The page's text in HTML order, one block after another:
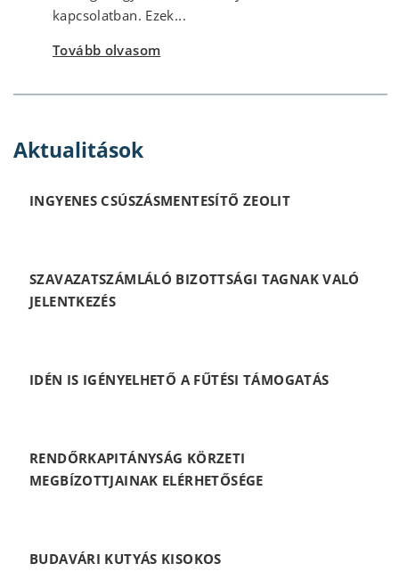
kapcsolatban. Ezek...
Tovább olvasom
Aktualitások
INGYENES CSÚSZÁSMENTESÍTŐ ZEOLIT
SZAVAZATSZÁMLÁLÓ BIZOTTSÁGI TAGNAK VALÓ
JELENTKEZÉS
IDÉN IS IGÉNYELHETŐ A FŰTÉSI TÁMOGATÁS
RENDŐRKAPITÁNYSÁG KÖRZETI
MEGBÍZOTTJAINAK ELÉRHETŐSÉGE
BUDAVÁRI KUTYÁS KISOKOS